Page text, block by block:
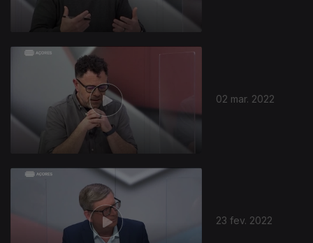
02 mar. 2022
23 fev. 2022
599426